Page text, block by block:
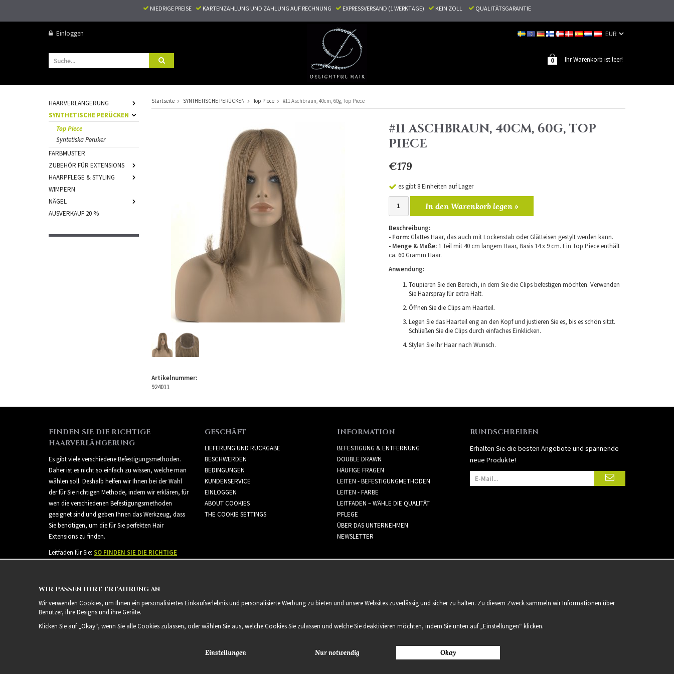
NIEDRIGE PREISE KARTENZAHLUNG UND ZAHLUNG AUF RECHNUNG EXPRESSVERSAND (1 WERKTAGE) KEIN ZOLL QUALITÄTSGARANTIE
Einloggen
Ihr Warenkorb ist leer!
0
HAARVERLÄNGERUNG
SYNTHETISCHE PERÜCKEN
Top Piece
Syntetiska Peruker
FARBMUSTER
ZUBEHÖR FÜR EXTENSIONS
HAARPFLEGE & STYLING
WIMPERN
NÄGEL
AUSVERKAUF 20 %
Startseite SYNTHETISCHE PERÜCKEN Top Piece #11 Aschbraun, 40cm, 60g, Top Piece
#11 ASCHBRAUN, 40CM, 60G, TOP
PIECE
€179
es gibt 8 Einheiten auf Lager
In den Warenkorb legen »
Beschreibung:
• Form:Glattes Haar, das auch mit Lockenstab oder Glätteisen gestylt werden kann.
• Menge & Maße:1 Teil mit 40 cm langem Haar, Basis 14 x 9 cm. Ein Top Piece enthält
ca. 60 Gramm Haar.
Anwendung:
Toupieren Sie den Bereich, in dem Sie die Clips befestigen möchten. Verwenden
Sie Haarspray für extra Halt.
Öffnen Sie die Clips am Haarteil.
Legen Sie das Haarteil eng an den Kopf und justieren Sie es, bis es schön sitzt.
Schließen Sie die Clips durch einfaches Einklicken.
Stylen Sie Ihr Haar nach Wunsch.
Artikelnummer:
924011
FINDEN SIE DIE RICHTIGE
HAARVERLÄNGERUNG
Es gibt viele verschiedene Befestigungsmethoden.
Daher ist es nicht so einfach zu wissen, welche man
wählen soll. Deshalb helfen wir Ihnen bei der Wahl
der für Sie richtigen Methode, indem wir erklären, für
wen die verschiedenen Befestigungsmethoden
geeignet sind und geben Ihnen das Werkzeug, dass
Sie benötigen, um die für Sie perfekten Hair
Extensions zu finden.
Leitfaden für Sie: SO FINDEN SIE DIE RICHTIGE
GESCHÄFT
LIEFERUNG UND RÜCKGABE
BESCHWERDEN
BEDINGUNGEN
KUNDENSERVICE
EINLOGGEN
ABOUT COOKIES
THE COOKIE SETTINGS
INFORMATION
BEFESTIGUNG & ENTFERNUNG
DOUBLE DRAWN
HÄUFIGE FRAGEN
LEITEN - BEFESTIGUNGMETHODEN
LEITEN - FARBE
LEITFADEN – WÄHLE DIE QUALITÄT
PFLEGE
ÜBER DAS UNTERNEHMEN
NEWSLETTER
RUNDSCHREIBEN
Erhalten Sie die besten Angebote und spannende
neue Produkte!
2021 Delightful Hair
WIR PASSEN IHRE ERFAHRUNG AN
Wir verwenden Cookies, um Ihnen ein personalisiertes Einkaufserlebnis und personalisierte Werbung zu bieten und unsere Websites zuverlässig und sicher zu halten. Zu diesem Zweck sammeln wir Informationen über
Benutzer, ihre Designs und ihre Geräte.
Klicken Sie auf „Okay“, wenn Sie alle Cookies zulassen, oder wählen Sie aus, welche Cookies Sie zulassen und welche Sie deaktivieren möchten, indem Sie unten auf „Einstellungen“ klicken.
Einstellungen Nur notwendig Okay